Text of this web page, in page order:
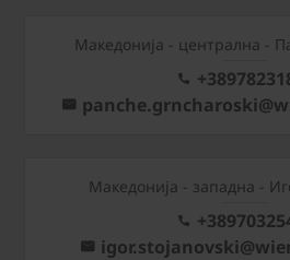
Mакедонија - централна -
Mакедонија - западна -